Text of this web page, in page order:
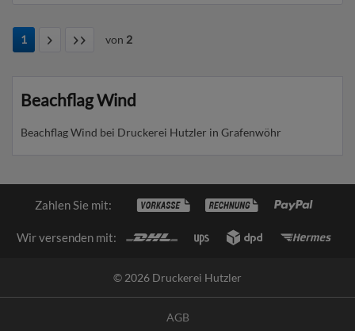
1 von 2
Beachflag Wind
Beachflag Wind bei Druckerei Hutzler in Grafenwöhr
Zahlen Sie mit:
Wir versenden mit:
© 2026 Druckerei Hutzler
AGB